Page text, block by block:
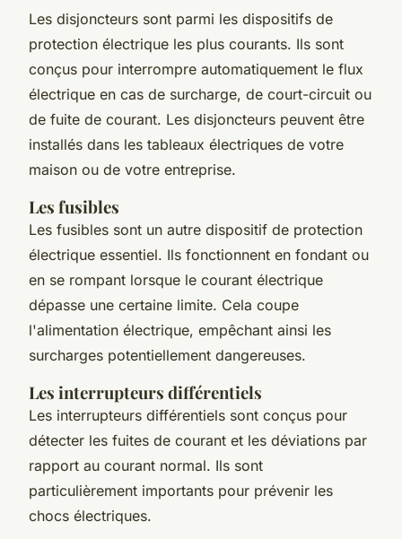
Les disjoncteurs sont parmi les dispositifs de
protection électrique les plus courants. Ils sont
conçus pour interrompre automatiquement le flux
électrique en cas de surcharge, de court-circuit ou
de fuite de courant. Les disjoncteurs peuvent être
installés dans les tableaux électriques de votre
maison ou de votre entreprise.
Les fusibles
Les fusibles sont un autre dispositif de protection
électrique essentiel. Ils fonctionnent en fondant ou
en se rompant lorsque le courant électrique
dépasse une certaine limite. Cela coupe
l'alimentation électrique, empêchant ainsi les
surcharges potentiellement dangereuses.
Les interrupteurs différentiels
Les interrupteurs différentiels sont conçus pour
détecter les fuites de courant et les déviations par
rapport au courant normal. Ils sont
particulièrement importants pour prévenir les
chocs électriques.